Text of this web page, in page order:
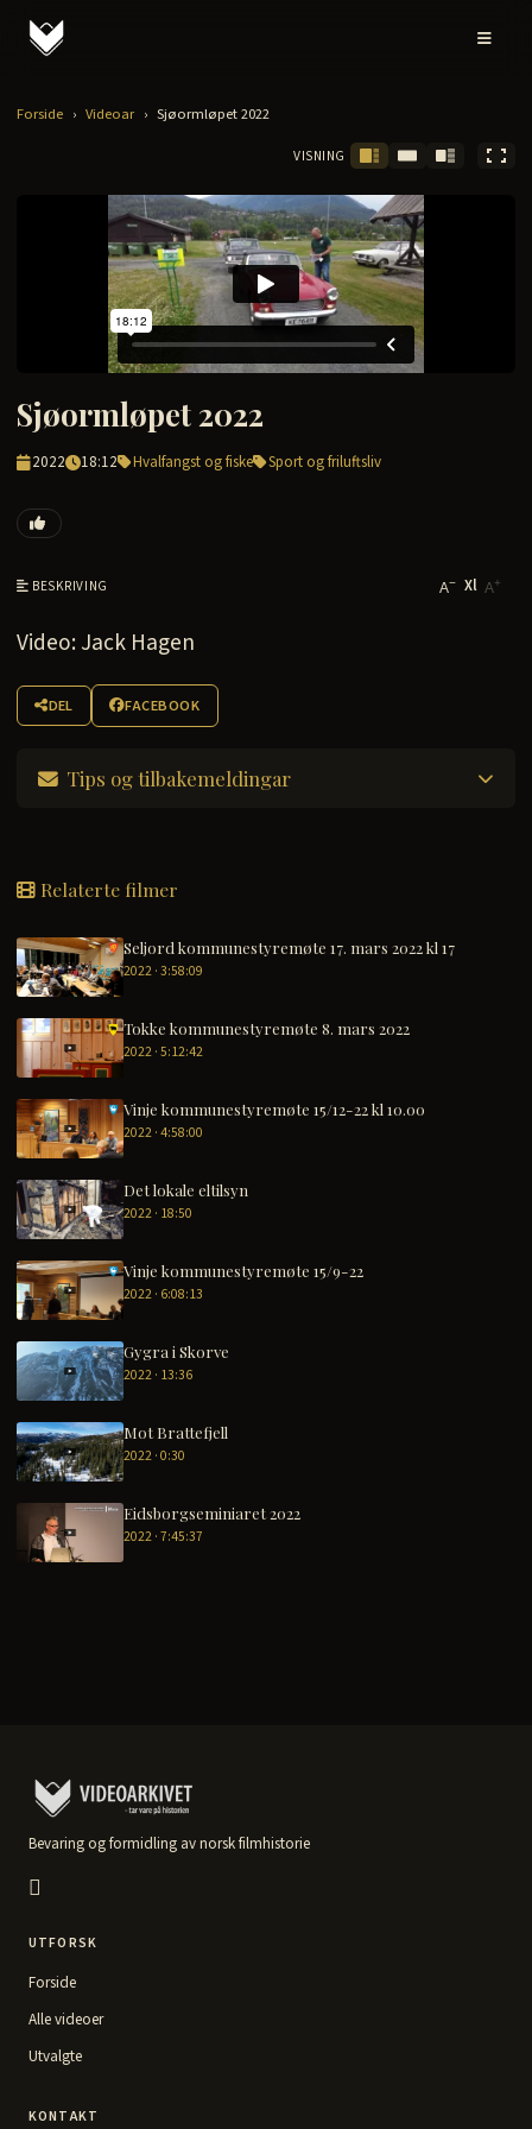
Forside › Videoar › Sjøormløpet 2022
VISNING
Sjøormløpet 2022
2022 18:12 Hvalfangst og fiske Sport og friluftsliv
BESKRIVING A− Xl A+
Video: Jack Hagen
DEL FACEBOOK
Tips og tilbakemeldingar
Relaterte filmer
Seljord kommunestyremøte 17. mars 2022 kl 17
2022 · 3:58:09
Tokke kommunestyremøte 8. mars 2022
2022 · 5:12:42
Vinje kommunestyremøte 15/12-22 kl 10.00
2022 · 4:58:00
Det lokale eltilsyn
2022 · 18:50
Vinje kommunestyremøte 15/9-22
2022 · 6:08:13
Gygra i Skorve
2022 · 13:36
Mot Brattefjell
2022 · 0:30
Eidsborgseminiaret 2022
2022 · 7:45:37
Bevaring og formidling av norsk filmhistorie
UTFORSK
Forside
Alle videoer
Utvalgte
KONTAKT